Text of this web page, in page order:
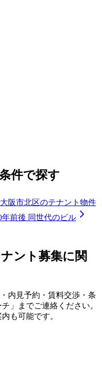
件で探す
大阪市北区のテナント物件
年前後 同世代のビル
ント募集に関
内見予約・賃料交渉・条
」までご連絡ください。
も可能です。